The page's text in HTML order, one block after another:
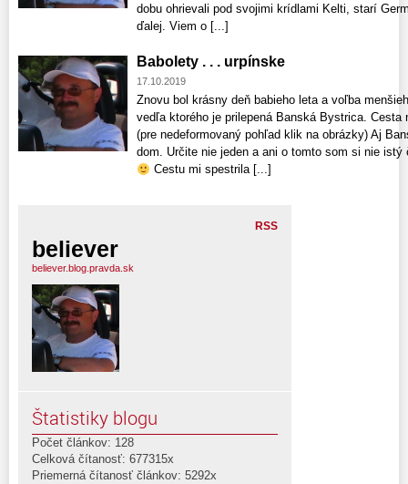
dobu ohrievali pod svojimi krídlami Kelti, starí
ďalej. Viem o [...]
Babolety . . . urpínske
17.10.2019
Znovu bol krásny deň babieho leta a voľba
vedľa ktorého je prilepená Banská Bystrica. Cesta
(pre nedeformovaný pohľad klik na obrázky) Aj
dom. Určite nie jeden a ani o tomto som si nie
Cestu mi spestrila [...]
RSS
believer
believer.blog.pravda.sk
Štatistiky blogu
Počet článkov: 128
Celková čítanosť: 677315x
Priemerná čítanosť článkov: 5292x